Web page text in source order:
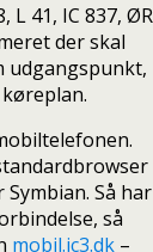
L 41, IC 837, ØR
der skal
udgangspunkt,
Så har
så
mobil.ic3.dk –